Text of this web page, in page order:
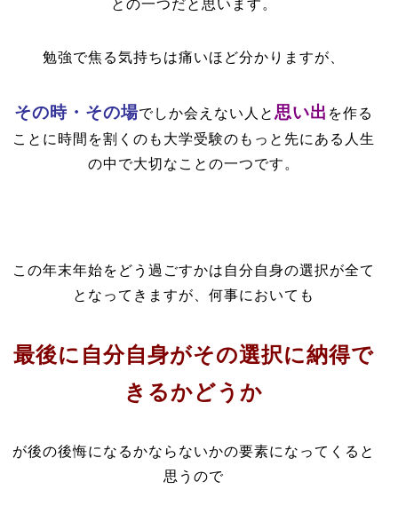
との一つだと思います。
勉強で焦る気持ちは痛いほど分かりますが、
その時・その場でしか会えない人と思い出 を作る
ことに時間を割くのも大学受験のもっと先にある人生
の中で大切なことの一つです。
この年末年始をどう過ごすかは自分自身の選択が全て
となってきますが、何事においても
最後に自分自身がその選択に納得で
きるかどうか
が後の後悔になるかならないかの要素になってくると
思うので